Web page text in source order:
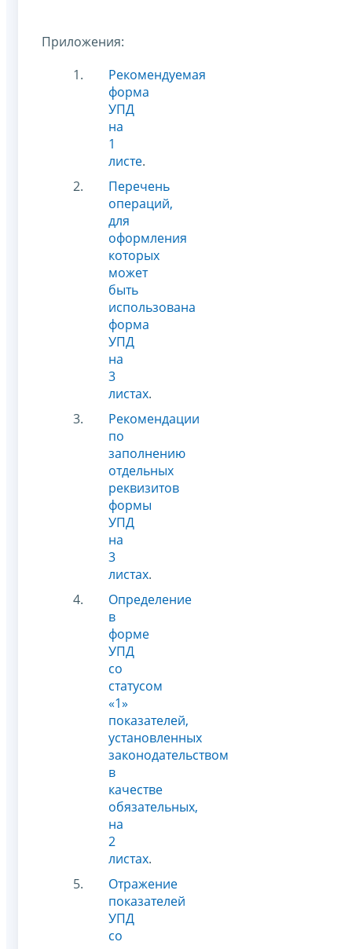
Приложения:
Рекомендуемая
форма
УПД
на
1
листе.
Перечень
операций,
для
оформления
которых
может
быть
использована
форма
УПД
на
3
листах.
Рекомендации
по
заполнению
отдельных
реквизитов
формы
УПД
на
3
листах.
Определение
в
форме
УПД
со
статусом
«1»
показателей,
установленных
законодательством
в
качестве
обязательных,
на
2
листах.
Отражение
показателей
УПД
со